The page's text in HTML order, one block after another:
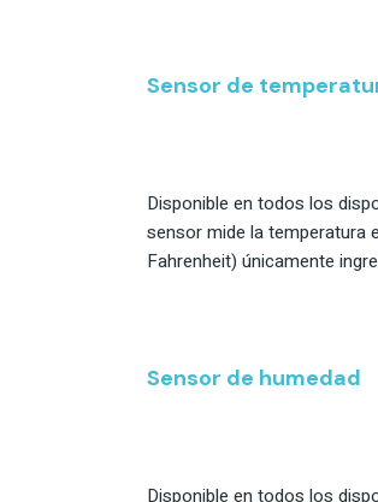
Sensor de
Disponible en todos los
sensor mide la temperatura
Fahrenheit) únicamente
Sensor de humedad
Disponible en todos los